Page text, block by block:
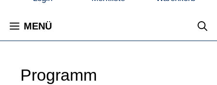
MENÜ
Programm